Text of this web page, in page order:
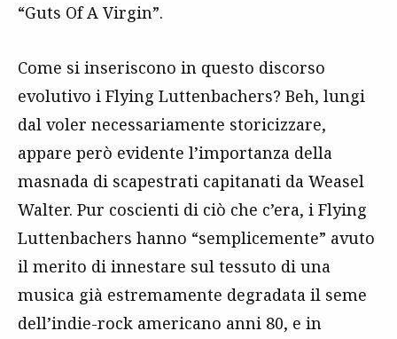
“Guts Of A Virgin”.
Come si inseriscono in questo discorso
evolutivo i Flying Luttenbachers? Beh, lungi
dal voler necessariamente storicizzare,
appare però evidente l’importanza della
masnada di scapestrati capitanati da Weasel
Walter. Pur coscienti di ciò che c’era, i Flying
Luttenbachers hanno “semplicemente” avuto
il merito di innestare sul tessuto di una
musica già estremamente degradata il seme
dell’indie-rock americano anni 80, e in